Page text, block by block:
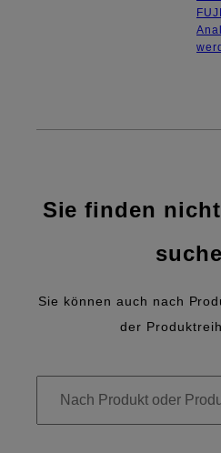
Sie finden
Sie können auch nach
der